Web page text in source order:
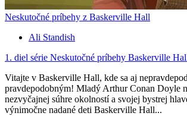
Neskutočné príbehy z Baskerville Hall
Ali Standish
1. diel série Neskutočné príbehy Baskerville
Vitajte v Baskerville Hall, kde sa aj
pravdepodobným! Mladý Arthur Conan Doyle
nezvyčajnej súhre okolností a svojej bystrej
výnimočne nadané deti Baskerville Hall...